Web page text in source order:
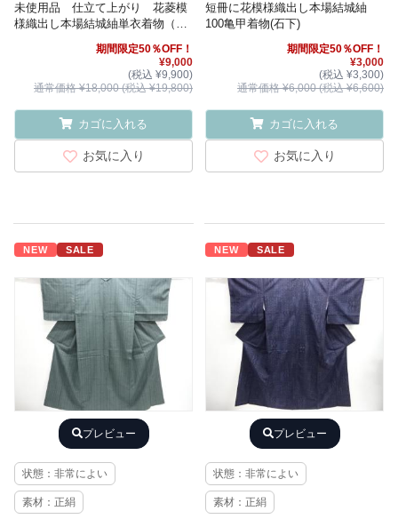
未使用品 仕立て上がり 花菱模
様織出し本場結城紬単衣着物（ち
期間限定50％OFF！
¥9,000
(税込 ¥9,900)
通常価格 ¥18,000 (税込 ¥19,800)
カゴに入れる
お気に入り
短冊に花模様織出し本場結城紬
100亀甲着物(石下)
期間限定50％OFF！
¥3,000
(税込 ¥3,300)
通常価格 ¥6,000 (税込 ¥6,600)
カゴに入れる
お気に入り
NEW SALE
プレビュー
状態：非常によい
素材：正絹
NEW SALE
プレビュー
状態：非常によい
素材：正絹